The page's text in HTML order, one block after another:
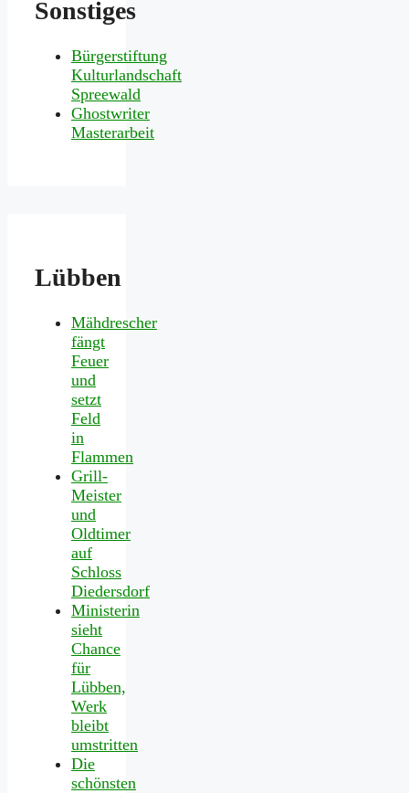
Sonstiges
Bürgerstiftung
Kulturlandschaft
Spreewald
Ghostwriter
Masterarbeit
Lübben
Mähdrescher
fängt
Feuer
und
setzt
Feld
in
Flammen
Grill-
Meister
und
Oldtimer
auf
Schloss
Diedersdorf
Ministerin
sieht
Chance
für
Lübben,
Werk
bleibt
umstritten
Die
schönsten